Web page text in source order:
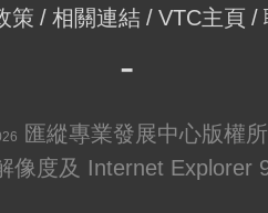
策
相關連結 VTC主頁
匯縱專業發展中心版權
像度及 Internet Explorer